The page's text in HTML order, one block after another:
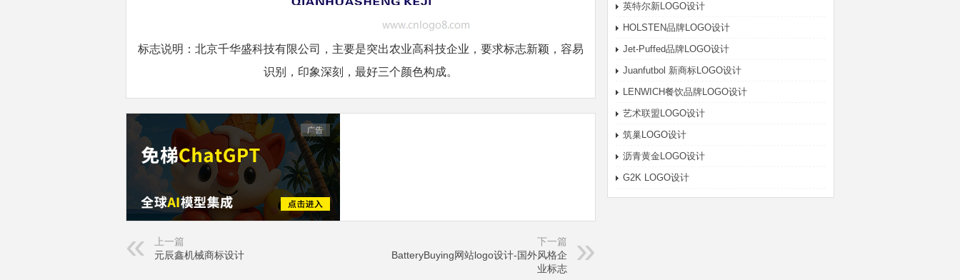
英特尔新LOGO设计
HOLSTEN品牌LOGO设计
Jet-Puffed品牌LOGO设计
Juanfutbol 新商标LOGO设计
LENWICH餐饮品牌LOGO设计
艺术联盟LOGO设计
筑巢LOGO设计
沥青黄金LOGO设计
G2K LOGO设计
标志说明：北京千华盛科技有限公司，主要是突出农业高科技企业，要求标志新颖，容易
识别，印象深刻，最好三个颜色构成。
上一篇
元辰鑫机械商标设计
下一篇
BatteryBuying网站logo设计-国外风格企
业标志